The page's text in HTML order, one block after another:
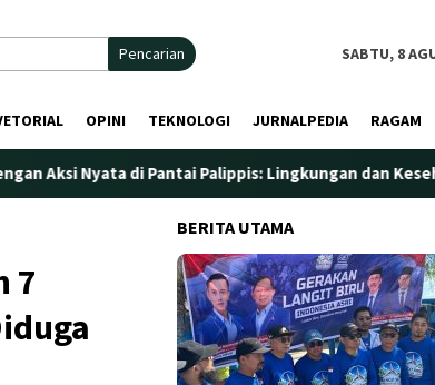
Pencarian SABTU, 8
OPINI TEKNOLOGI JURNALPEDIA RAGAM
Pantai Palippis: Lingkungan dan Kesehatan Jadi
7
BERITA UTAMA